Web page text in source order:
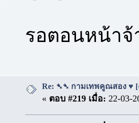
รอตอนหน้าจ้
Re: ➴➴ กามเทพคูณสอง ♥ [
« ตอบ #219 เมื่อ: 22-03-